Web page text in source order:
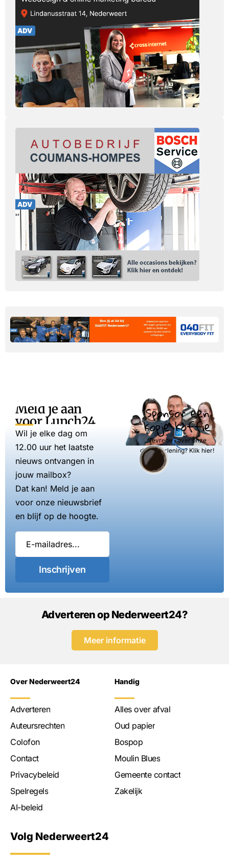
Meld je aan
voor Lunch24
Wil je elke dag om
12.00 uur het laatste
nieuws ontvangen in
jouw mailbox?
Dat kan! Meld je aan
voor onze nieuwsbrief
en blijf op de hoogte.
Inschrijven
Sponsor een
kopje koffie
Tevreden over onze
dienstverlening? Klik hier!
Adverteren op Nederweert24?
Meer informatie
Over Nederweert24
Adverteren
Auteursrechten
Colofon
Contact
Privacybeleid
Spelregels
AI-beleid
Handig
Alles over afval
Oud papier
Bospop
Moulin Blues
Gemeente contact
Zakelijk
Volg Nederweert24